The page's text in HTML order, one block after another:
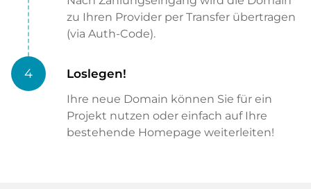
zu Ihren Provider per Transfer übertragen
(via Auth-Code).
4 Loslegen!
Ihre neue Domain können Sie für ein
Projekt nutzen oder einfach auf Ihre
bestehende Homepage weiterleiten!